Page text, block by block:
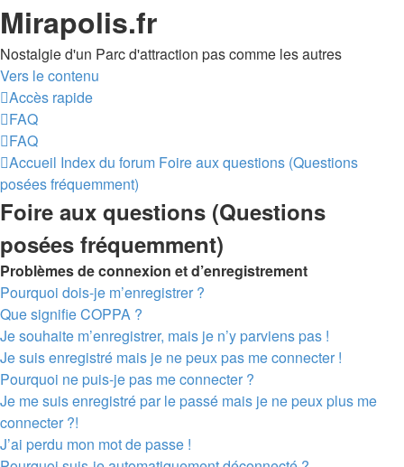
Mirapolis.fr
Nostalgie d'un Parc d'attraction pas comme les autres
Vers le contenu
Accès rapide
FAQ
FAQ
Accueil Index du forum Foire aux questions (Questions
posées fréquemment)
Foire aux questions (Questions
posées fréquemment)
Problèmes de connexion et d’enregistrement
Pourquoi dois-je m’enregistrer ?
Que signifie COPPA ?
Je souhaite m’enregistrer, mais je n’y parviens pas !
Je suis enregistré mais je ne peux pas me connecter !
Pourquoi ne puis-je pas me connecter ?
Je me suis enregistré par le passé mais je ne peux plus me
connecter ?!
J’ai perdu mon mot de passe !